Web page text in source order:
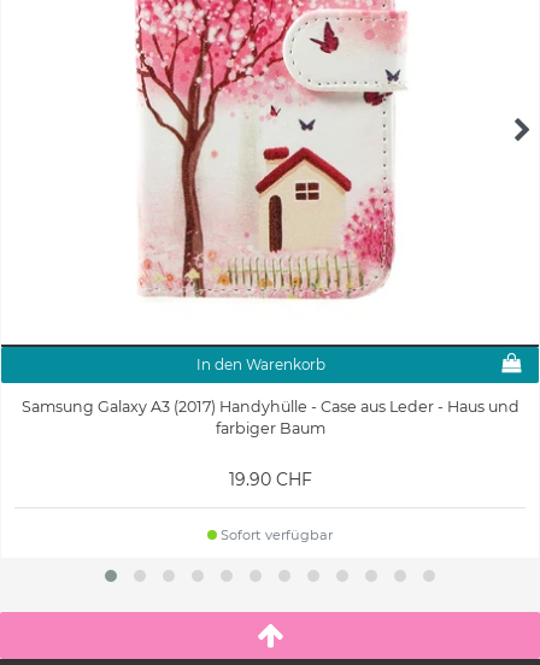
In den Warenkorb
Samsung Galaxy A3 (2017) Handyhülle - Case aus Leder - Haus und
farbiger Baum
19.90 CHF
Sofort verfügbar